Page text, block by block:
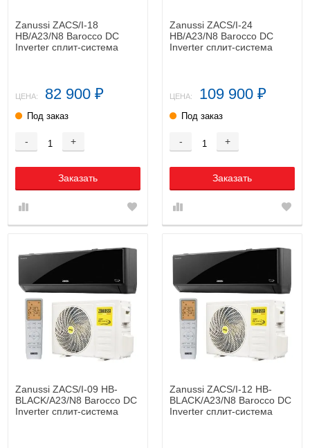
Zanussi ZACS/I-18
HB/A23/N8 Barocco DC
Inverter сплит-система
ЦЕНА: 82 900 ₽
Под заказ
- +
Заказать
Zanussi ZACS/I-24
HB/A23/N8 Barocco DC
Inverter сплит-система
ЦЕНА: 109 900 ₽
Под заказ
- +
Заказать
Zanussi ZACS/I-09 HB-
BLACK/A23/N8 Barocco DC
Inverter сплит-система
Zanussi ZACS/I-12 HB-
BLACK/A23/N8 Barocco DC
Inverter сплит-система